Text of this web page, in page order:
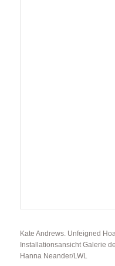
Kate Andrews. Unfeigned
Installationsansicht Galerie
Hanna Neander/LWL